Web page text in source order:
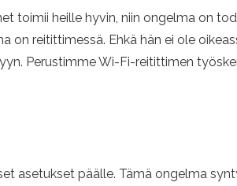
toimii heille hyvin, niin ongelma on
reitittimessä. Ehkä hän ei ole
Perustimme Wi-Fi-reitittimen
asetukset päälle. Tämä ongelma